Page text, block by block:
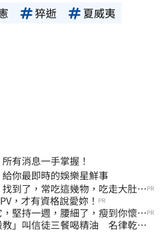
猝逝
夏威夷
有消息一手掌握！
你最即時的娛樂星鮮事
到了，常吃這幾物，吃走大肚
PR
，才有資格說愛妳！ PR
堅持一週，腰細了，瘦到你懷疑PR
教」叫信徒三餐喝精油 名律乾女